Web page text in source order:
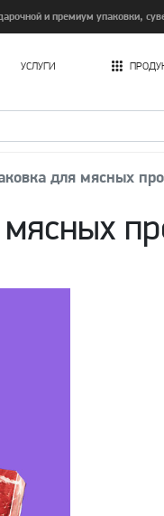
и премиум упаковки,
УСЛУГИ
для мясных